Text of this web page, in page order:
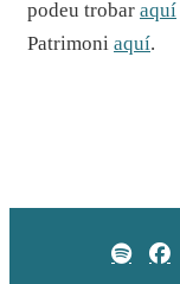
podeu trobar aquí
Patrimoni aquí.